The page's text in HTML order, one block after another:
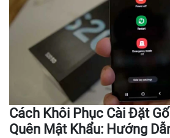
Cách Khôi Phục Cài Đặt
Quên Mật Khẩu: Hướng